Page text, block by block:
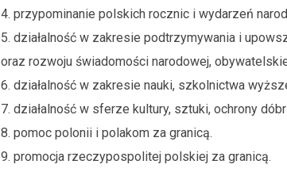
4. przypominanie polskich rocznic i wydarzeń
5. działalność w zakresie podtrzymywania i
oraz rozwoju świadomości narodowej,
6. działalność w zakresie nauki, szkolnictwa
7. działalność w sferze kultury, sztuki, ochrony
8. pomoc polonii i polakom za granicą.
9. promocja rzeczypospolitej polskiej za granicą.